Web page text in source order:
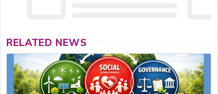
RELATED NEWS